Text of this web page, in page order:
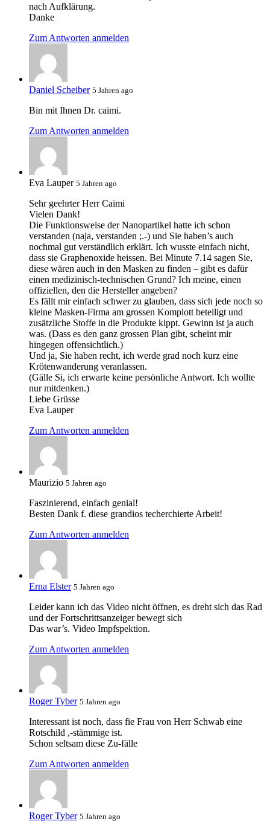
nach Aufklärung.
Danke
Zum Antworten anmelden
Daniel Scheiber 5 Jahren ago
Bin mit Ihnen Dr. caimi.
Zum Antworten anmelden
Eva Lauper 5 Jahren ago
Sehr geehrter Herr Caimi
Vielen Dank!
Die Funktionsweise der Nanopartikel hatte ich schon
verstanden (naja, verstanden ;.-) und Sie haben’s auch
nochmal gut verständlich erklärt. Ich wusste einfach nicht,
dass sie Graphenoxide heissen. Bei Minute 7.14 sagen Sie,
diese wären auch in den Masken zu finden – gibt es dafür
einen medizinisch-technischen Grund? Ich meine, einen
offiziellen, den die Hersteller angeben?
Es fällt mir einfach schwer zu glauben, dass sich jede noch so
kleine Masken-Firma am grossen Komplott beteiligt und
zusätzliche Stoffe in die Produkte kippt. Gewinn ist ja auch
was. (Dass es den ganz grossen Plan gibt, scheint mir
hingegen offensichtlich.)
Und ja, Sie haben recht, ich werde grad noch kurz eine
Krötenwanderung veranlassen.
(Gälle Si, ich erwarte keine persönliche Antwort. Ich wollte
nur mitdenken.)
Liebe Grüsse
Eva Lauper
Zum Antworten anmelden
Maurizio 5 Jahren ago
Faszinierend, einfach genial!
Besten Dank f. diese grandios techerchierte Arbeit!
Zum Antworten anmelden
Erna Elster 5 Jahren ago
Leider kann ich das Video nicht öffnen, es dreht sich das Rad
und der Fortschrittsanzeiger bewegt sich
Das war’s. Video Impfspektion.
Zum Antworten anmelden
Roger Tyber 5 Jahren ago
Interessant ist noch, dass fie Frau von Herr Schwab eine
Rotschild ,-stämmige ist.
Schon seltsam diese Zu-fälle
Zum Antworten anmelden
Roger Tyber 5 Jahren ago